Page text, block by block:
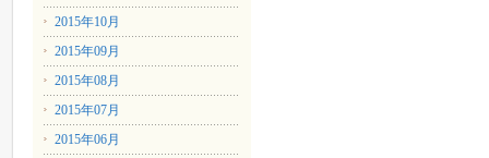
2015年10月
2015年09月
2015年08月
2015年07月
2015年06月